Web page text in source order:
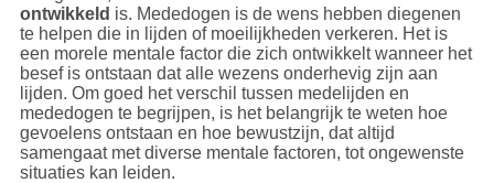
ontwikkeld is. Mededogen is de wens hebben diegenen
te helpen die in lijden of moeilijkheden verkeren. Het is
een morele mentale factor die zich ontwikkelt wanneer het
besef is ontstaan dat alle wezens onderhevig zijn aan
lijden. Om goed het verschil tussen medelijden en
mededogen te begrijpen, is het belangrijk te weten hoe
gevoelens ontstaan en hoe bewustzijn, dat altijd
samengaat met diverse mentale factoren, tot ongewenste
situaties kan leiden.